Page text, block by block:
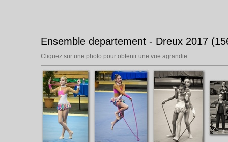
Ensemble departement - Dreux 2017
Cliquez sur une photo pour obtenir une vue agrandie.